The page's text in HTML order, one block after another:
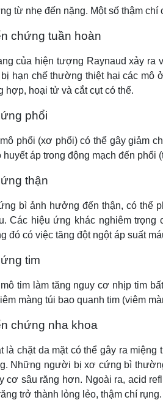
từ nhẹ đến nặng. Một số thậm chí
chứng tuần hoàn
của hiện tượng Raynaud xảy ra
hạn chế thường thiệt hại các mô
hợp, hoại tử và cắt cụt có thể.
phổi
phổi (xơ phổi) có thể gây giảm
huyết áp trong động mạch đến phổi
thận
bì ảnh hưởng đến thận, có thể
Các hiệu ứng khác nghiêm trọng
đó có việc tăng đột ngột áp suất
tim
tim làm tăng nguy cơ nhịp tim
màng túi bao quanh tim (viêm
chứng nha khoa
là chặt da mặt có thể gây ra
Những người bị xơ cứng bì
cơ sâu răng hơn. Ngoài ra, acid
trở thành lỏng lẻo, thậm chí rụng.